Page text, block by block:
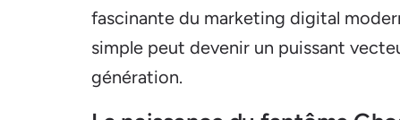
fascinante du marketing digital
simple peut devenir un puissant
génération.